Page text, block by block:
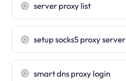
server proxy list
setup socks5 proxy server
smart dns proxy login